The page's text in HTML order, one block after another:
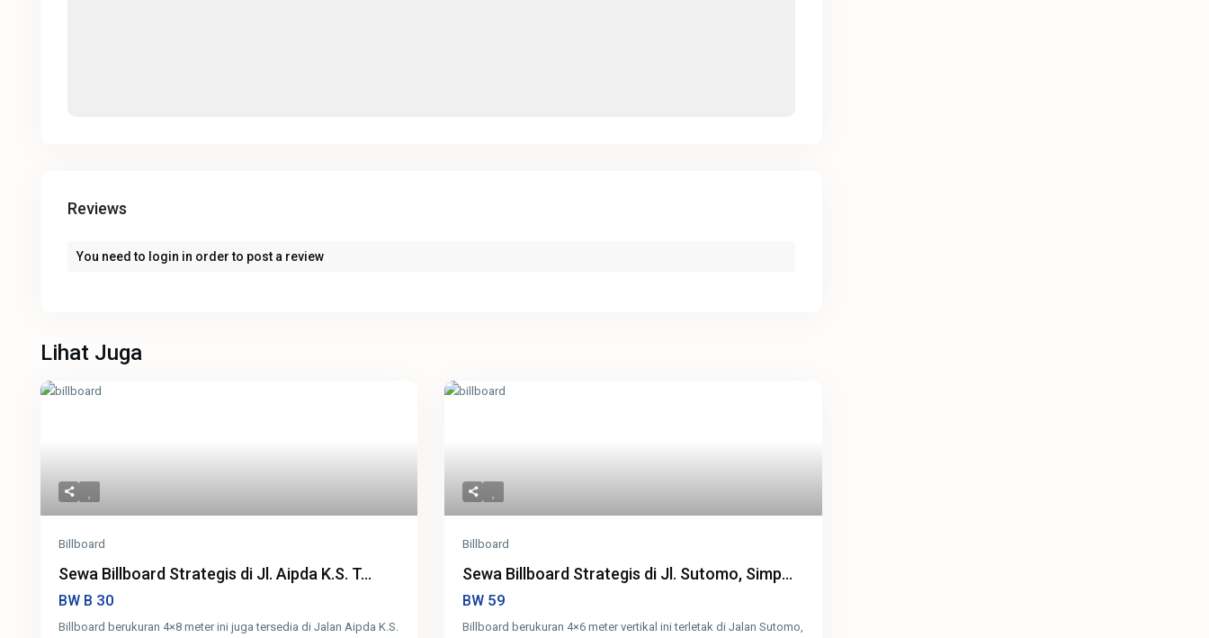
Reviews
You need to login in order to post a review
Lihat Juga
Billboard
Sewa Billboard Strategis di Jl. Aipda K.S. T...
BW B 30
Billboard berukuran 4×8 meter ini juga tersedia di Jalan Aipda K.S.
Billboard
Sewa Billboard Strategis di Jl. Sutomo, Simp...
BW 59
Billboard berukuran 4×6 meter vertikal ini terletak di Jalan Sutomo,